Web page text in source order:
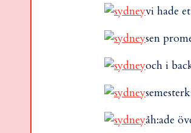
vi hade
sen
och i
åh:ade